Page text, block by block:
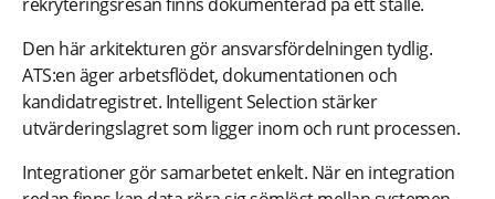
Den här arkitekturen gör ansvarsfördelningen tydlig.
ATS:en äger arbetsflödet, dokumentationen och
kandidatregistret. Intelligent Selection stärker
utvärderingslagret som ligger inom och runt processen.
Integrationer gör samarbetet enkelt. När en integration